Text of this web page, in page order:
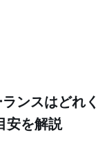
ンスはどれ
安を解説